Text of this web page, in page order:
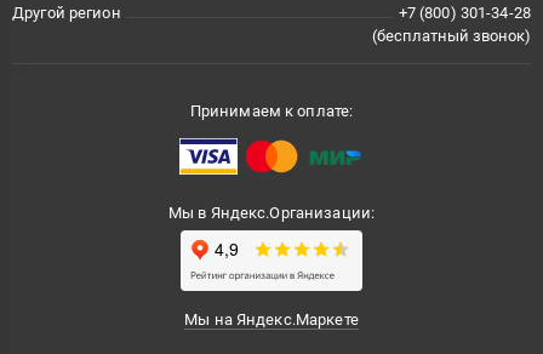
Другой регион
+7 (800) 301-34-28
(бесплатный звонок)
Принимаем к оплате:
Мы в Яндекс.Организации:
Мы на Яндекс.Маркете